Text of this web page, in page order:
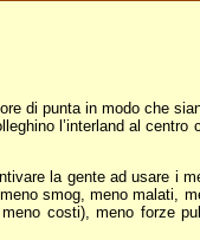
di punta in modo che
l’interland al
la gente ad usare i
smog, meno malati,
costi), meno forze